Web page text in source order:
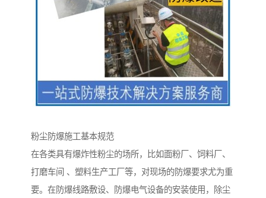
粉尘防爆施工基本规范
在各类具有爆炸性粉尘的场所，比如面粉厂、饲料厂、
打磨车间 、塑料生产工厂等，对现场的防爆要求尤为重
要。在防爆线路敷设、防爆电气设备的安装使用，除尘